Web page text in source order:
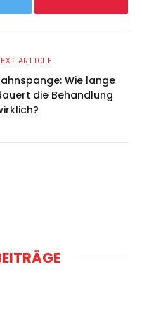
Pinterest
ARTICLE
Wie lange
die Behandlung